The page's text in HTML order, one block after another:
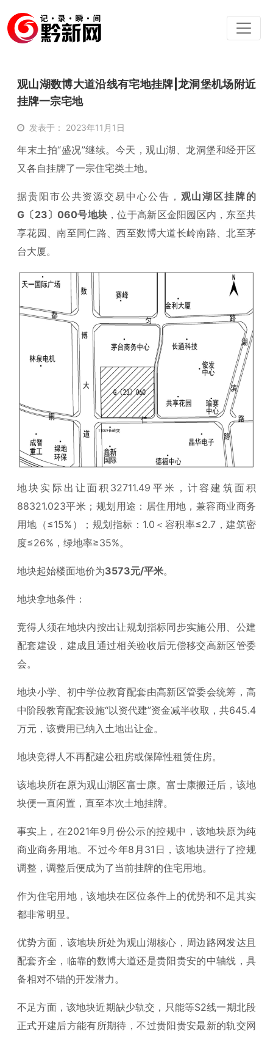
观山湖数博大道沿线有宅地挂牌|龙洞堡机场附近
挂牌一宗宅地
发表于： 2023年11月1日
年末土拍“盛况”继续。今天，观山湖、龙洞堡和经开区
又各自挂牌了一宗住宅类土地。
据贵阳市公共资源交易中心公告， 观山湖区挂牌的
G〔23〕060号地块 ，位于高新区金阳园区内，东至共
享花园、南至同仁路、西至数博大道长岭南路、北至茅
台大厦。
地块实际出让面积32711.49平米，计容建筑面积
88321.023平米；规划用途：居住用地，兼容商业商务
用地（≤15%）；规划指标：1.0＜容积率≤2.7，建筑密
度≤26%，绿地率≥35%。
地块起始楼面地价为3573元/平米。
地块拿地条件：
竞得人须在地块内按出让规划指标同步实施公用、公建
配套建设，建成且通过相关验收后无偿移交高新区管委
会。
地块小学、初中学位教育配套由高新区管委会统筹，高
中阶段教育配套设施“以资代建”资金减半收取，共645.4
万元，该费用已纳入土地出让金。
地块竞得人不再配建公租房或保障性租赁住房。
该地块所在原为观山湖区富士康。富士康搬迁后，该地
块便一直闲置，直至本次土地挂牌。
事实上，在2021年9月份公示的控规中，该地块原为纯
商业商务用地。不过今年8月31日，该地块进行了控规
调整，调整后便成为了当前挂牌的住宅用地。
作为住宅用地，该地块在区位条件上的优势和不足其实
都非常明显。
优势方面，该地块所处为观山湖核心，周边路网发达且
配套齐全，临靠的数博大道还是贵阳贵安的中轴线，具
备相对不错的开发潜力。
不足方面，该地块近期缺少轨交，只能等S2线一期北段
正式开建后方能有所期待，不过贵阳贵安最新的轨交网